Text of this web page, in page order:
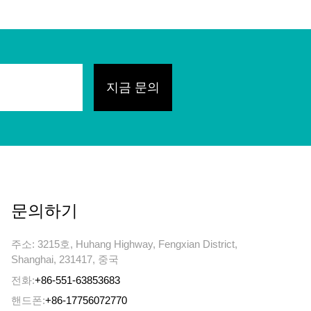
문의하기
주소: 3215호, Huhang Highway, Fengxian District,
Shanghai, 231417, 중국
전화:+86-551-63853683
핸드폰:+86-17756072770